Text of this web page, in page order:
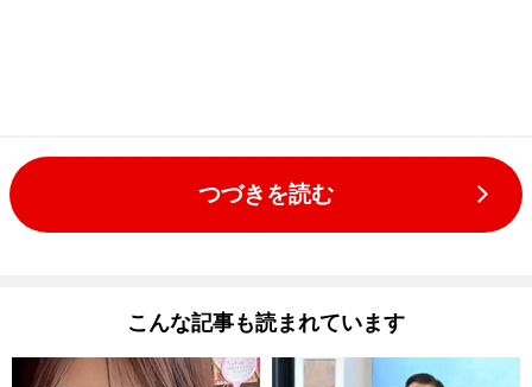
つづきを読む
こんな記事も読まれています